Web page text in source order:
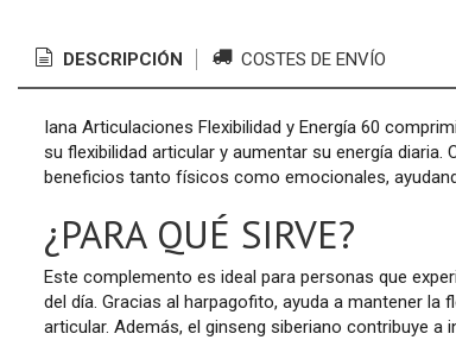
DESCRIPCIÓN COSTES DE ENVÍO
Iana Articulaciones Flexibilidad y Energía 60
su flexibilidad articular y aumentar su energía
beneficios tanto físicos como emocionales,
¿PARA QUÉ SIRVE?
Este complemento es ideal para personas que
del día. Gracias al harpagofito, ayuda a mantener
articular. Además, el ginseng siberiano contribuye